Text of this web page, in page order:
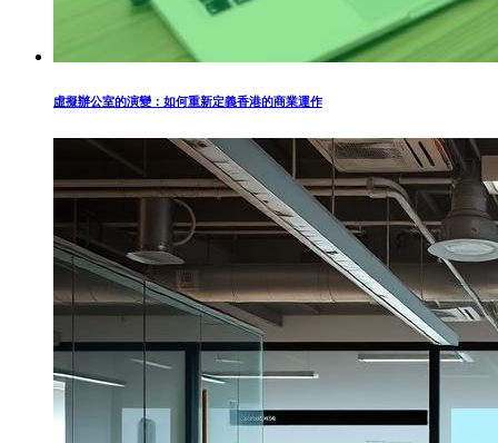
虛擬辦公室的演變：如何重新定義香港的商業運作